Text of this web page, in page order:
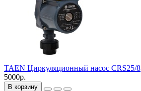
TAEN Циркуляционный насос CRS25/8
5000р.
В корзину